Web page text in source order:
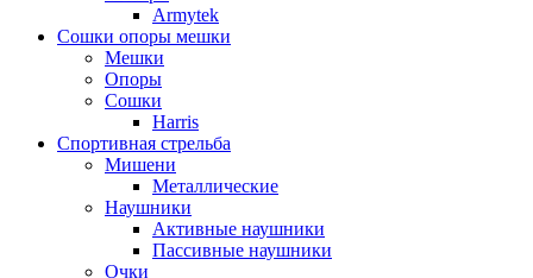
Armytek
Сошки опоры мешки
Мешки
Опоры
Сошки
Harris
Спортивная стрельба
Мишени
Металлические
Наушники
Активные наушники
Пассивные наушники
Очки